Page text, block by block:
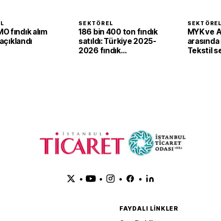
fındık alım
SEKTÖREL
186 bin 400 ton fındık
satıldı: Türkiye 2025-
2026 fındık
SEKTÖREL
MYK ve
Tekstil
• • • •
FAYDALI LINKLER